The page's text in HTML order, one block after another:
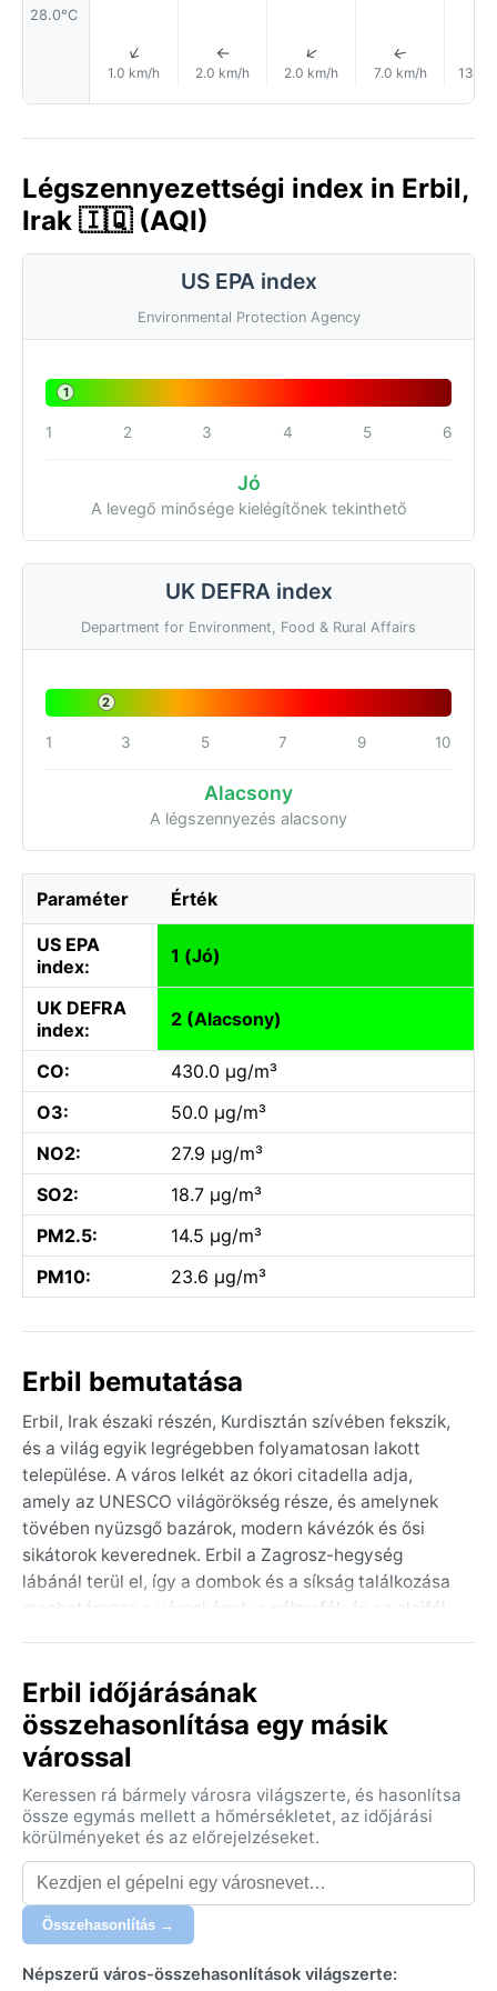
28.0°C
↑
1.0 km/h
↑
2.0 km/h
↑
2.0 km/h
↑
7.0 km/h 13.0
Légszennyezettségi index in Erbil,
Irak 🇮🇶 (AQI)
US EPA index
Environmental Protection Agency
1
1 2 3 4 5 6
Jó
A levegő minősége kielégítőnek tekinthető
UK DEFRA index
Department for Environment, Food & Rural Affairs
2
1 3 5 7 9 10
Alacsony
A légszennyezés alacsony
Paraméter Érték
US EPA
index:
1 (Jó)
UK DEFRA
index:
2 (Alacsony)
CO:
430.0 µg/m³
O3:
50.0 µg/m³
NO2:
27.9 µg/m³
SO2:
18.7 µg/m³
PM2.5:
14.5 µg/m³
PM10:
23.6 µg/m³
Erbil bemutatása
Erbil, Irak északi részén, Kurdisztán szívében fekszik,
és a világ egyik legrégebben folyamatosan lakott
települése. A város lelkét az ókori citadella adja,
amely az UNESCO világörökség része, és amelynek
tövében nyüzsgő bazárok, modern kávézók és ősi
sikátorok keverednek. Erbil a Zagrosz-hegység
lábánál terül el, így a dombok és a síkság találkozása
meghatározza a városképet: a pálmafák és az olajfák
Éghajlata a hot-summer mediterrán (Köppen: Csa)
kategóriába tartozik, ami forró, száraz nyarakat és
enyhe, csapadékos telet jelent. Nyáron, júniustól
a levegő száraz, a nap perzselő. Télen, december-
februárban a nappali hőmérséklet 10-15°C körül
alakul, éjszaka akár fagy is lehet. A csapadék szinte
kizárólag novembertől áprilisig hullik, a nyári hónapok
szinte teljesen szárazak. A páratartalom alacsony, így
a hőség kevésbé fullasztó, de a bőr gyorsan kiszárad.
Csomagoláskor nyárra könnyű, világos ruházat,
Erbil időjárásának
összehasonlítása egy másik
várossal
Keressen rá bármely városra világszerte, és hasonlítsa
össze egymás mellett a hőmérsékletet, az időjárási
körülményeket és az előrejelzéseket.
Összehasonlítás →
Népszerű város-összehasonlítások világszerte: